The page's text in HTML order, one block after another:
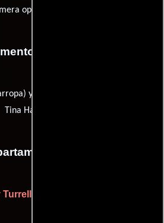
operator (u))
de vestuario
y
Tina Haynes))
de electricidad